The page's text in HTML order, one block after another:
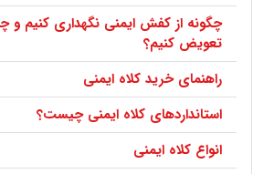
چگونه از کفش ایمنی نگهداری کنیم و
تعویض کنیم؟
راهنمای خرید کلاه ایمنی
استانداردهای کلاه ایمنی چیست؟
انواع کلاه ایمنی